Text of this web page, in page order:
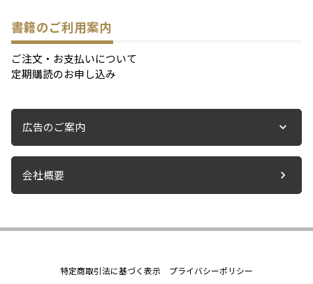
書籍のご利用案内
ご注文・お支払いについて
定期購読のお申し込み
広告のご案内
会社概要
特定商取引法に基づく表示 プライバシーポリシー